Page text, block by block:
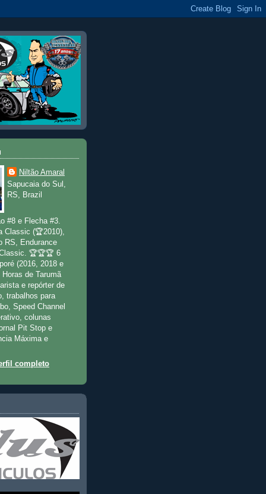
Niltão Amaral
Sapucaia do Sul,
RS, Brazil
#8 e Flecha #3.
Classic (🏆2010),
RS, Endurance
🏆🏆🏆 6
(2016, 2018 e
de Tarumã
e repórter de
trabalhos para
Speed Channel
colunas
Pit Stop e
Máxima e
completo